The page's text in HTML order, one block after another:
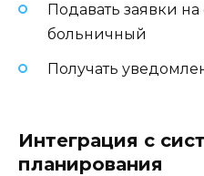
Подавать заявки на
больничный
Получать
Интеграция с
планирования